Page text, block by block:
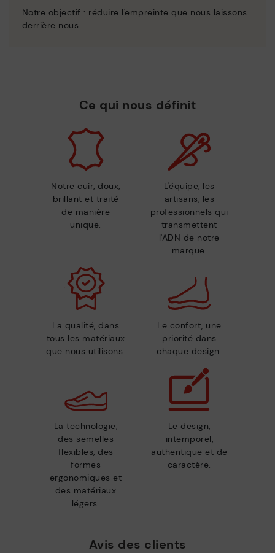
Notre objectif : réduire l'empreinte que nous laissons
derrière nous.
Ce qui nous définit
Notre cuir, doux,
brillant et traité
de manière
unique.
L'équipe, les
artisans, les
professionnels qui
transmettent
l'ADN de notre
marque.
La qualité, dans
tous les matériaux
que nous utilisons.
Le confort, une
priorité dans
chaque design.
La technologie,
des semelles
flexibles, des
formes
ergonomiques et
des matériaux
légers.
Le design,
intemporel,
authentique et de
caractère.
Avis des clients